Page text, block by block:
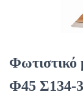
Φωτιστικό
Φ45 Σ134-